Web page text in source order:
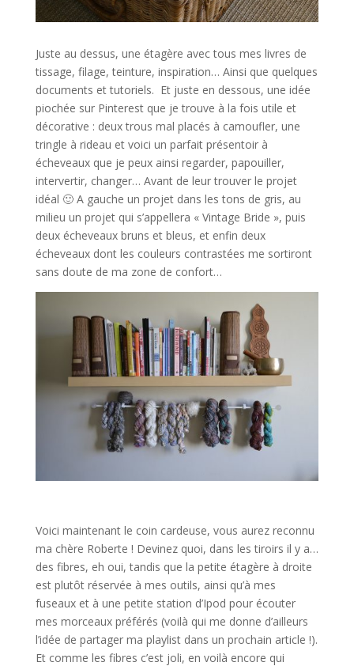
Juste au dessus, une étagère avec tous mes livres de
tissage, filage, teinture, inspiration… Ainsi que quelques
documents et tutoriels. Et juste en dessous, une idée
piochée sur Pinterest que je trouve à la fois utile et
décorative : deux trous mal placés à camoufler, une
tringle à rideau et voici un parfait présentoir à
écheveaux que je peux ainsi regarder, papouiller,
intervertir, changer… Avant de leur trouver le projet
idéal 🙂 A gauche un projet dans les tons de gris, au
milieu un projet qui s’appellera « Vintage Bride », puis
deux écheveaux bruns et bleus, et enfin deux
écheveaux dont les couleurs contrastées me sortiront
sans doute de ma zone de confort…
Voici maintenant le coin cardeuse, vous aurez reconnu
ma chère Roberte ! Devinez quoi, dans les tiroirs il y a…
des fibres, eh oui, tandis que la petite étagère à droite
est plutôt réservée à mes outils, ainsi qu’à mes
fuseaux et à une petite station d’Ipod pour écouter
mes morceaux préférés (voilà qui me donne d’ailleurs
l’idée de partager ma playlist dans un prochain article !).
Et comme les fibres c’est joli, en voilà encore qui